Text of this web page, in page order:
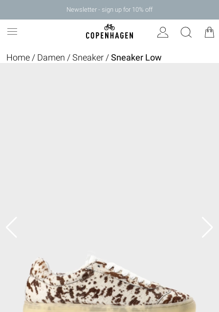
Newsletter - sign up for 10% off
Home / Damen /Sneaker /Sneaker Low